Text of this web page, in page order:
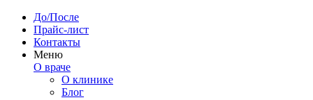
До/После
Прайс-лист
Контакты
Меню
О враче
О клинике
Блог